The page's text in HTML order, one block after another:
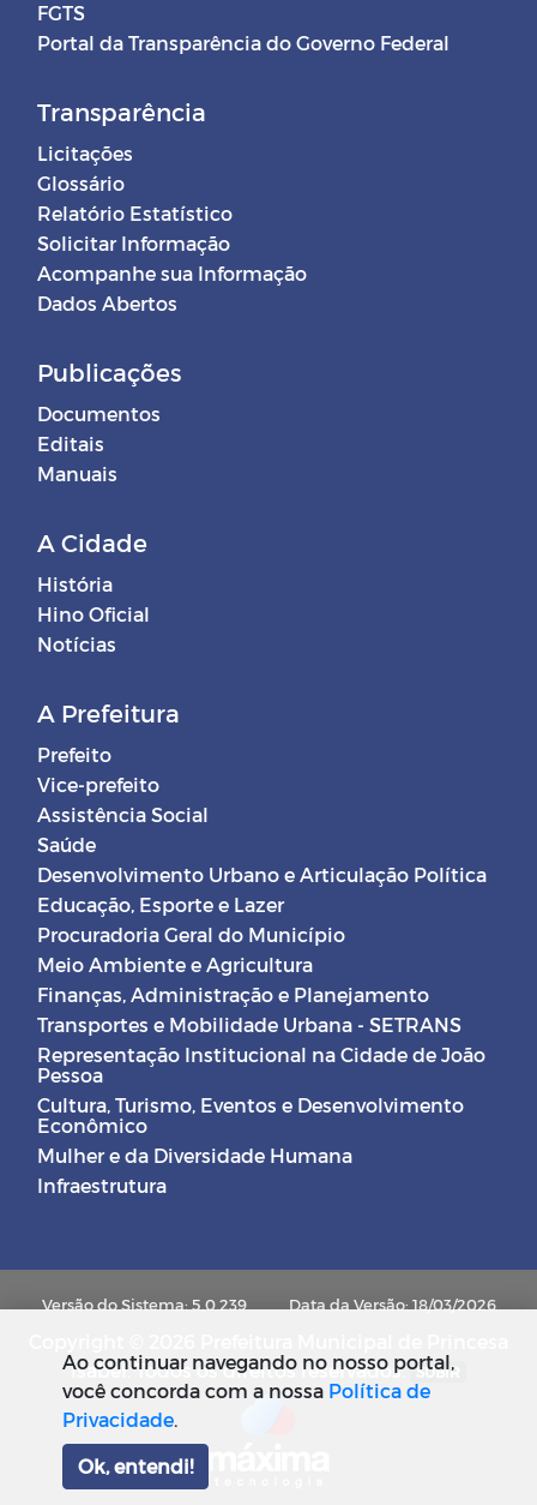
FGTS
Portal da Transparência do Governo Federal
Transparência
Licitações
Glossário
Relatório Estatístico
Solicitar Informação
Acompanhe sua Informação
Dados Abertos
Publicações
Documentos
Editais
Manuais
A Cidade
História
Hino Oficial
Notícias
A Prefeitura
Prefeito
Vice-prefeito
Assistência Social
Saúde
Desenvolvimento Urbano e Articulação Política
Educação, Esporte e Lazer
Procuradoria Geral do Município
Meio Ambiente e Agricultura
Finanças, Administração e Planejamento
Transportes e Mobilidade Urbana - SETRANS
Representação Institucional na Cidade de João
Pessoa
Cultura, Turismo, Eventos e Desenvolvimento
Econômico
Mulher e da Diversidade Humana
Infraestrutura
Versão do Sistema: 5.0.239 Data da Versão: 18/03/2026
Isabel. Todos os direitos reservados. SUBIR
Ao continuar navegando no nosso portal,
você concorda com a nossa Política de
Privacidade.
Ok, entendi!